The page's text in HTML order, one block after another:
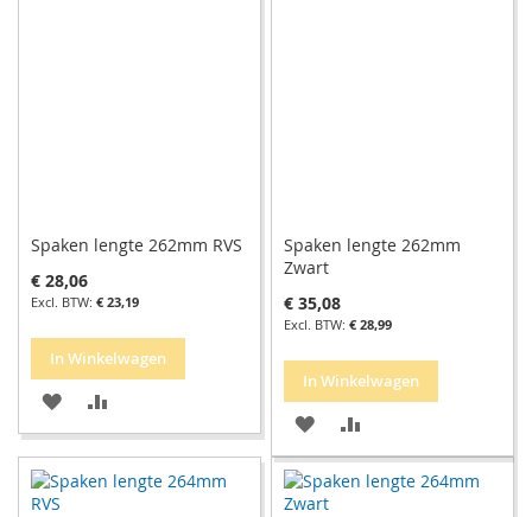
Spaken lengte 262mm RVS
€ 28,06
€ 23,19
In Winkelwagen
VOEG
TOE
AAN
OM
TE
Spaken lengte 262mm
Zwart
€ 35,08
€ 28,99
In Winkelwagen
VOEG
TOE
AAN
OM